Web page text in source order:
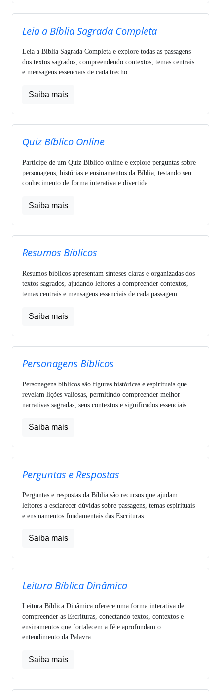
Leia a Bíblia Sagrada Completa
Leia a Bíblia Sagrada Completa e explore todas as passagens
dos textos sagrados, compreendendo contextos, temas centrais
e mensagens essenciais de cada trecho.
Saiba mais
Quiz Bíblico Online
Participe de um Quiz Bíblico online e explore perguntas sobre
personagens, histórias e ensinamentos da Bíblia, testando seu
conhecimento de forma interativa e divertida.
Saiba mais
Resumos Bíblicos
Resumos bíblicos apresentam sínteses claras e organizadas dos
textos sagrados, ajudando leitores a compreender contextos,
temas centrais e mensagens essenciais de cada passagem.
Saiba mais
Personagens Bíblicos
Personagens bíblicos são figuras históricas e espirituais que
revelam lições valiosas, permitindo compreender melhor
narrativas sagradas, seus contextos e significados essenciais.
Saiba mais
Perguntas e Respostas
Perguntas e respostas da Bíblia são recursos que ajudam
leitores a esclarecer dúvidas sobre passagens, temas espirituais
e ensinamentos fundamentais das Escrituras.
Saiba mais
Leitura Bíblica Dinâmica
Leitura Bíblica Dinâmica oferece uma forma interativa de
compreender as Escrituras, conectando textos, contextos e
ensinamentos que fortalecem a fé e aprofundam o
entendimento da Palavra.
Saiba mais